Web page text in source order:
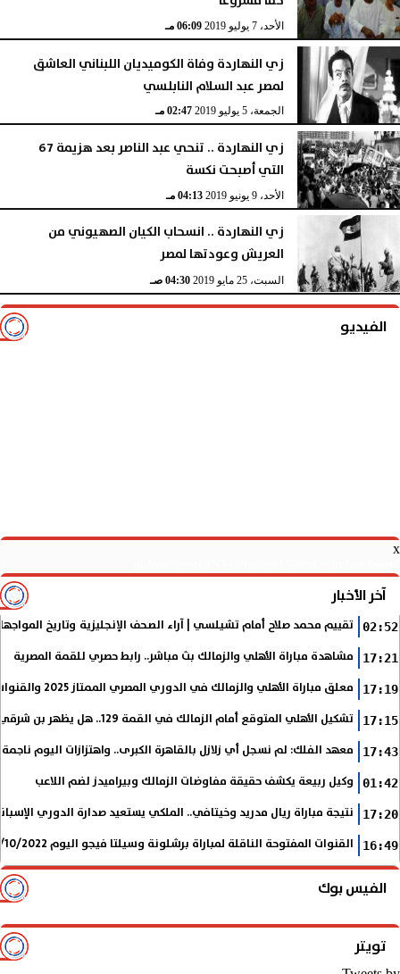
الأحد، 7 يوليو 2019 06:09 مـ
زي النهاردة وفاة الكوميديان اللبناني العاشق
لمصر عبد السلام النابلسي
الجمعة، 5 يوليو 2019 02:47 مـ
زي النهاردة .. تنحي عبد الناصر بعد هزيمة 67
التي أصبحت نكسة
الأحد، 9 يونيو 2019 04:13 مـ
زي النهاردة .. انسحاب الكيان الصهيوني من
العريش وعودتها لمصر
السبت، 25 مايو 2019 04:30 صـ
الفيديو
x
آخر الأخبار
02:52 تقييم محمد صلاح أمام تشيلسي | آراء الصحف الإنجليزية وتاريخ
17:21 مشاهدة مباراة الأهلي والزمالك بث مباشر.. رابط حصري للقمة المصرية
17:19 معلق مباراة الأهلي والزمالك في الدوري المصري الممتاز 2025 والقنوات الناقلة
17:15 تشكيل الأهلي المتوقع أمام الزمالك في القمة 129.. هل يظهر بن شرقي؟
17:43 معهد الفلك: لم نسجل أي زلازل بالقاهرة الكبرى.. واهتزازات اليوم
01:42 وكيل ربيعة يكشف حقيقة مفاوضات الزمالك وبيراميدز لضم اللاعب
17:20 نتيجة مباراة ريال مدريد وخيتافي.. الملكي يستعيد صدارة الدوري
16:49 القنوات المفتوحة الناقلة لمباراة برشلونة وسيلتا فيجو اليوم 9/10/2022 في الدوري الإسباني
الفيس بوك
تويتر